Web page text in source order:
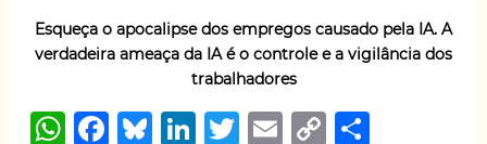
Esqueça o apocalipse dos empregos causado pela IA. A
verdadeira ameaça da IA é o controle e a vigilância dos
trabalhadores
W F
B
Li T
E
C